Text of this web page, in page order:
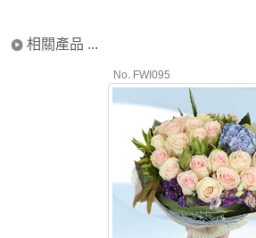
相關產品 ...
No. FWI095